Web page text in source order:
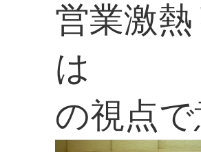
営業激
は
の視点